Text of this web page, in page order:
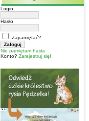
Login
Hasło
Zapamiętać?
Nie pamiętam hasła
Konto? Zarejestruj się!